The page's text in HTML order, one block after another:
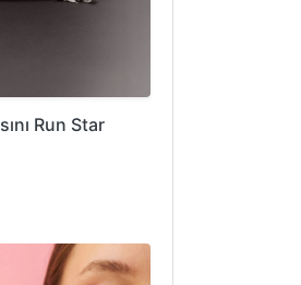
Run Star